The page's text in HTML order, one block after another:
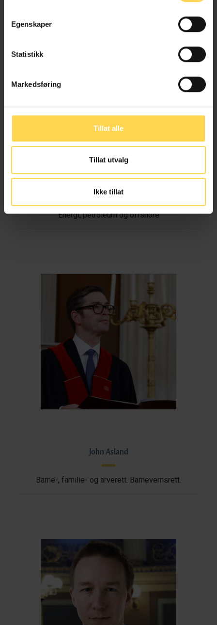
Egenskaper
Statistikk
Markedsføring
Tillat alle
Tillat utvalg
Ikke tillat
Energi, petroleum og offshore
John Asland
Barne-, familie- og arverett. Barnevernsrett.